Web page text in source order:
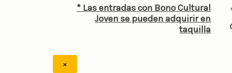
* Las entradas con Bono Cultural
Joven se pueden adquirir en
taquilla
×